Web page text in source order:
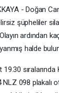
- Doğan
şüpheliler
Olayın
halde
19.30
NLZ 098 plakalı